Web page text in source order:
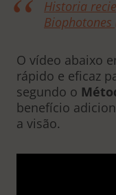
Historia
O vídeo abaixo
rápido e eficaz
segundo o
benefício
a visão.